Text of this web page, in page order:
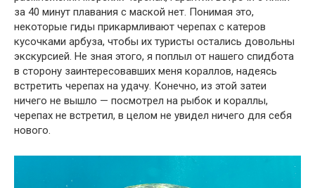
за 40 минут плавания с маской нет. Понимая это,
некоторые гиды прикармливают черепах с катеров
кусочками арбуза, чтобы их туристы остались довольны
экскурсией. Не зная этого, я поплыл от нашего спидбота
в сторону заинтересовавших меня кораллов, надеясь
встретить черепах на удачу. Конечно, из этой затеи
ничего не вышло — посмотрел на рыбок и кораллы,
черепах не встретил, в целом не увидел ничего для себя
нового.